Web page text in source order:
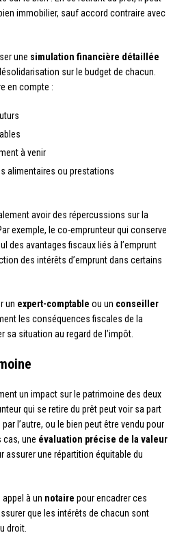
immobilier, sauf accord contraire avec
une simulation financière détaillée
sur le budget de chacun.
en compte :
à venir
alimentaires ou prestations
avoir des répercussions sur la
exemple, le co-emprunteur qui conserve
des avantages fiscaux liés à l’emprunt
des intérêts d’emprunt dans certains
un expert-comptable ou un conseiller
les conséquences fiscales de la
situation au regard de l’impôt.
un impact sur le patrimoine des deux
qui se retire du prêt peut voir sa part
l’autre, ou le bien peut être vendu pour
cas, une évaluation précise de la valeur
assurer une répartition équitable du
à un notaire pour encadrer ces
que les intérêts de chacun sont
droit.